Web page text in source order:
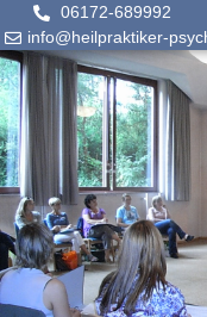
06172-689992
info@heilpraktiker-